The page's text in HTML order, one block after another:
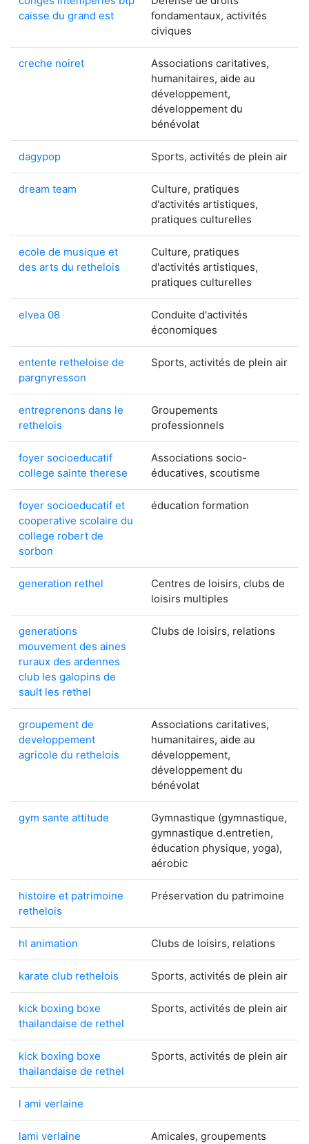
caisse du grand est
fondamentaux, activités
civiques
creche noiret
Associations caritatives,
humanitaires, aide au
développement,
développement du
bénévolat
dagypop Sports, activités de plein air
dream team
Culture, pratiques
d'activités artistiques,
pratiques culturelles
ecole de musique et
des arts du rethelois
Culture, pratiques
d'activités artistiques,
pratiques culturelles
elvea 08
Conduite d'activités
économiques
entente retheloise de
pargnyresson
Sports, activités de plein air
entreprenons dans le
rethelois
Groupements
professionnels
foyer socioeducatif
college sainte therese
Associations socio-
éducatives, scoutisme
foyer socioeducatif et
cooperative scolaire du
college robert de
sorbon
éducation formation
generation rethel
Centres de loisirs, clubs de
loisirs multiples
generations
mouvement des aines
ruraux des ardennes
club les galopins de
sault les rethel
Clubs de loisirs, relations
groupement de
developpement
agricole du rethelois
Associations caritatives,
humanitaires, aide au
développement,
développement du
bénévolat
gym sante attitude
Gymnastique (gymnastique,
gymnastique d.entretien,
éducation physique, yoga),
aérobic
histoire et patrimoine
rethelois
Préservation du patrimoine
hl animation Clubs de loisirs, relations
karate club rethelois Sports, activités de plein air
kick boxing boxe
thailandaise de rethel
Sports, activités de plein air
kick boxing boxe
thailandaise de rethel
Sports, activités de plein air
l ami verlaine
lami verlaine
Amicales, groupements